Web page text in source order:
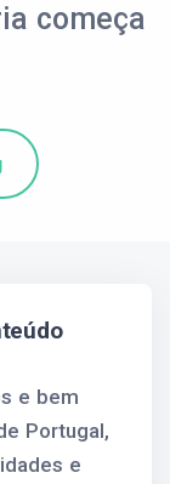
começa
e bem
Portugal,
e